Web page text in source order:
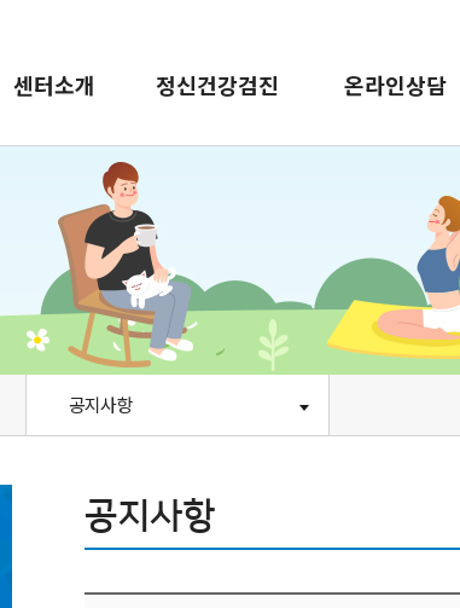
센터소개 정신건강검진 온라인상담
공지사항
공지사항